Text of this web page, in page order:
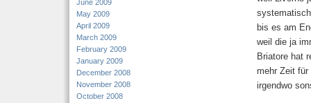
June 2009
May 2009
April 2009
March 2009
February 2009
January 2009
December 2008
November 2008
October 2008
bis es am
weil die ja
Briatore hat
mehr Zeit
irgendwo